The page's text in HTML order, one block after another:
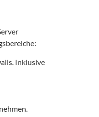
Inklusive